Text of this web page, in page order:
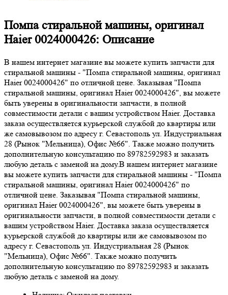
Помпа стиральной машины, оригинал
Haier 0024000426: Описание
В нашем интернет магазине вы можете купить запчасти для
стиральной машины - "Помпа стиральной машины, оригинал
Haier 0024000426" по отличной цене. Заказывая "Помпа
стиральной машины, оригинал Haier 0024000426", вы можете
быть уверены в оригинальности запчасти, в полной
совместимости детали с вашим устройством Haier. Доставка
заказа осуществляется курьерской службой до квартиры или
же самовывозом по адресу г. Севастополь ул. Индустриальная
28 (Рынок "Мельница), Офис №66". Также можно получить
дополнительную консультацию по 89782592983 и заказать
любую деталь с заменой на дому.В нашем интернет магазине
вы можете купить запчасти для стиральной машины - "Помпа
стиральной машины, оригинал Haier 0024000426" по
отличной цене. Заказывая "Помпа стиральной машины,
оригинал Haier 0024000426", вы можете быть уверены в
оригинальности запчасти, в полной совместимости детали с
вашим устройством Haier. Доставка заказа осуществляется
курьерской службой до квартиры или же самовывозом по
адресу г. Севастополь ул. Индустриальная 28 (Рынок
"Мельница), Офис №66". Также можно получить
дополнительную консультацию по 89782592983 и заказать
любую деталь с заменой на дому.